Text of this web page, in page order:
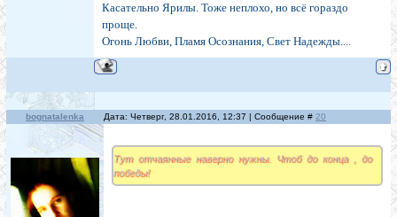
Касательно Ярилы. Тоже неплохо, но всё гораздо
проще.
Огонь Любви, Пламя Осознания, Свет Надежды....
bognatalenka Дата: Четверг, 28.01.2016, 12:37 | Сообщение # 20
Тут отчаянные наверно нужны. Чтоб до конца , до
победы!